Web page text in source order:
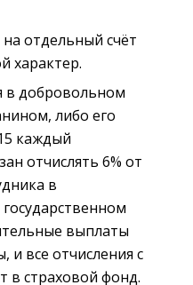
отдельный счёт
характер.
в добровольном
либо его
каждый
отчислять 6% от
в
выплаты
все отчисления с
в страховой фонд.